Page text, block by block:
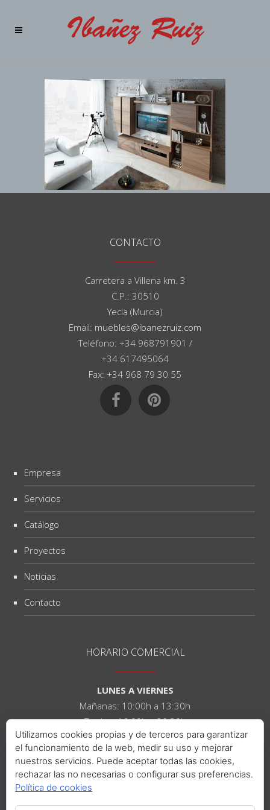
CONTACTO
Carretera a Villena km. 3
C.P.: 30510
Yecla (Murcia)
Email: muebles@ibanezruiz.com
Teléfono: +34 968791901 /
+34 617495064
Fax: +34 968 79 30 55
Empresa
Servicios
Catálogo
Proyectos
Noticias
Contacto
HORARIO COMERCIAL
LUNES A VIERNES
Mañanas: 10:00h a 13:30h
Tardes: 16:00h a 20:30h
SÁBADOS
Mañanas: 10:00h a 14:00h
Tardes: 16:00h a 21:00h
Utilizamos cookies propias y de terceros para garantizar
el funcionamiento de la web, medir su uso y mejorar
nuestros servicios. Puede aceptar todas las cookies,
rechazar las no necesarias o configurar sus preferencias.
Política de cookies